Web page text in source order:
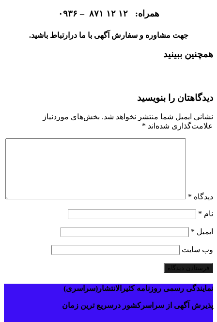
همراه: ۱۲ ۱۲ ۸۷۱ – ۰۹۳۶
جهت مشاوره و سفارش آگهی با ما درارتباط باشید.
همچنین ببینید
دیدگاهتان را بنویسید
نشانی ایمیل شما منتشر نخواهد شد. بخش‌های موردنیاز
علامت‌گذاری شده‌اند *
دیدگاه *
نام *
ایمیل *
وب‌ سایت
نمایندگی رسمی روزنامه کثیرالانتشار(سراسری)
پذیرش آگهی از سراسرکشور درسریع ترین زمان